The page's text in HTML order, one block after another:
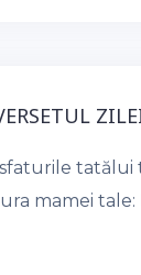
tatălui
mamei tale: